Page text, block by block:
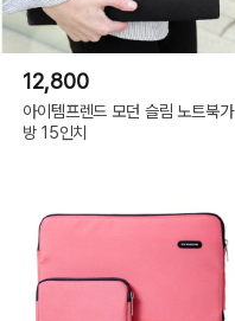
12,800
아이템프렌드 모던 슬림 노트북가
방 15인치